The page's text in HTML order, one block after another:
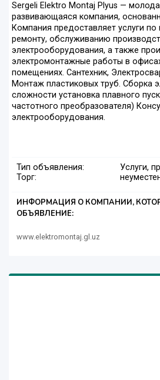
Sergeli Elektro Montaj Plyus —
развивающаяся компания,
Компания предоставляет услуги
ремонту, обслуживанию
электрооборудования, а также
электромонтажные работы в
помещениях. Сантехник,
Монтаж пластиковых труб. Сборка
сложности установка плавного
частотного преобразователя)
электрооборудования.
Тип объявления:
Услуги,
Торг:
ИНФОРМАЦИЯ О КОМПАНИИ,
ОБЪЯВЛЕНИЕ:
www.elektromontaj.gl.uz